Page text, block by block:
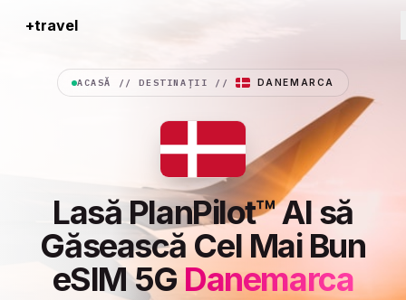
+travel
ACASĂ //DESTINAȚII // DANEMARCA
Lasă PlanPilot™ AI să
Găsească Cel Mai Bun
eSIM 5G Danemarca